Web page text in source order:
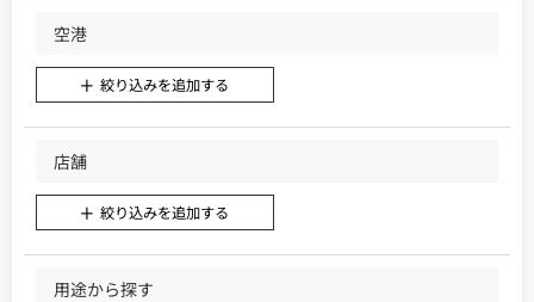
空港
絞り込みを追加する
店舗
絞り込みを追加する
用途から探す